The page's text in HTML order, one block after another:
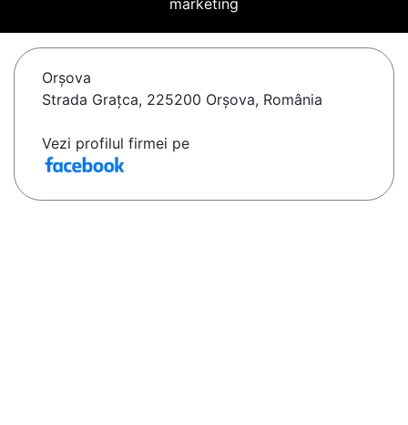
marketing
Orşova
Strada Grațca, 225200 Orșova, România
Vezi profilul firmei pe